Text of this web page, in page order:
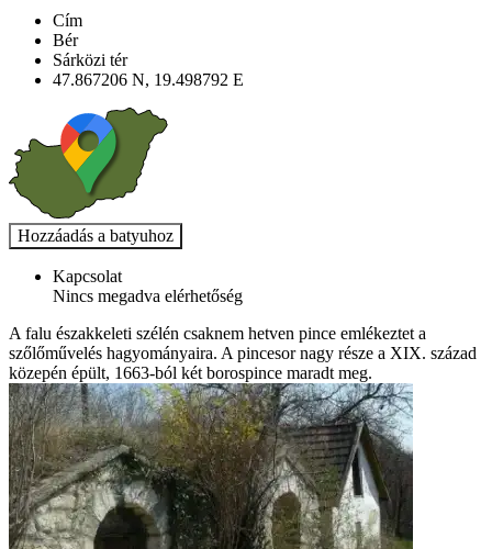
Cím
Bér
Sárközi tér
47.867206 N, 19.498792 E
Kapcsolat
Nincs megadva elérhetőség
A falu északkeleti szélén csaknem hetven pince emlékeztet a
szőlőművelés hagyományaira. A pincesor nagy része a XIX. század
közepén épült, 1663-ból két borospince maradt meg.